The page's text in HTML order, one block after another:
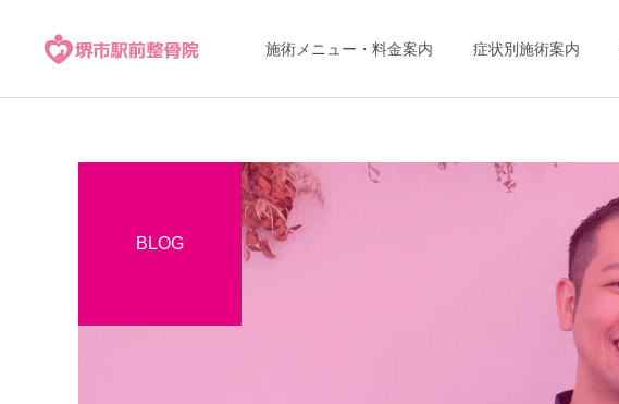
施術メニュー・料金案内 症状別施術案内
BLOG